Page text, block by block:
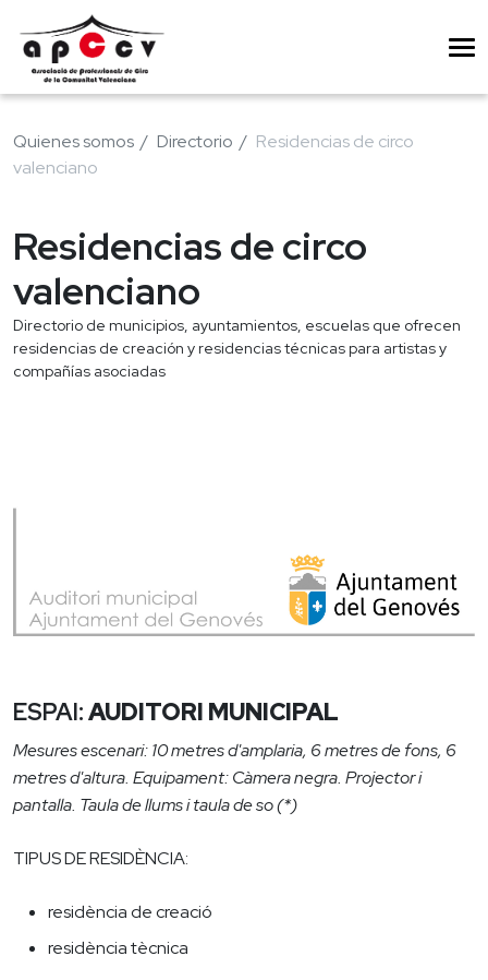
Quienes somos Directorio
Residencias de circo
valenciano
Residencias de circo
valenciano
Directorio de municipios, ayuntamientos, escuelas que ofrecen
residencias de creación y residencias técnicas para artistas y
compañías asociadas
ESPAI:AUDITORI MUNICIPAL
Mesures escenari: 10 metres d'amplaria, 6 metres de fons, 6
metres d'altura. Equipament: Càmera negra. Projector i
pantalla. Taula de llums i taula de so (*)
TIPUS DE RESIDÈNCIA:
residència de creació
residència tècnica